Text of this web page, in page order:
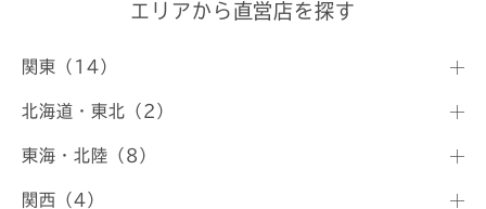
エリアから直営店を探す
関東（14）
北海道・東北（2）
東海・北陸（8）
関西（4）